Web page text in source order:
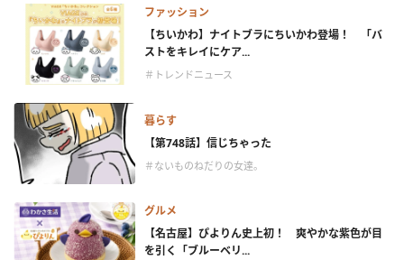
ファッション
【ちいかわ】ナイトブラにちいかわ登場！ 「バ
ストをキレイにケア...
＃トレンドニュース
暮らす
【第748話】信じちゃった
＃ないものねだりの女達。
グルメ
【名古屋】ぴよりん史上初！ 爽やかな紫色が目
を引く「ブルーベリ...